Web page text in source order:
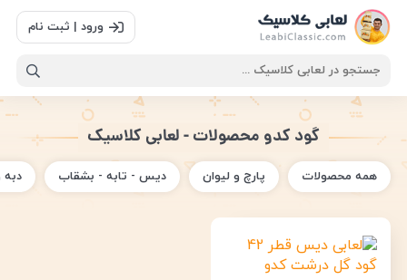
ورود | ثبت نام
گود کدو محصولات - لعابی کلاسیک
همه محصولات پارچ و لیوان دیس - تابه - بشقاب